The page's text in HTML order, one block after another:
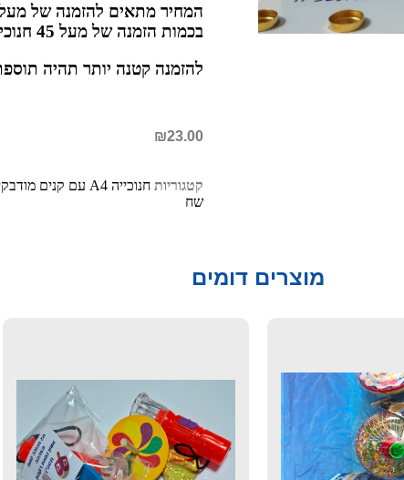
בכמות הזמנה של מעל 45 חנוכיות.
להזמנה קטנה יותר תהיה תוספת של 39 שח
₪23.00
קטגוריות חנוכייה A4 עם קנים מודבקים 20 שח
שח
מוצרים דומים